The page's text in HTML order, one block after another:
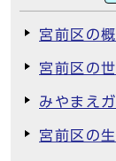
宮前区の
宮前区の
みやまえ
宮前区の